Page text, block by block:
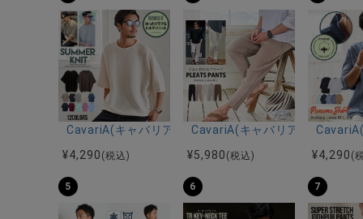
CavariA(キャバリア)12Gミラノリブクルーネックド
¥4,290 (税込)
CavariA(キャバリア)プリーツ
¥5,980 (税込)
¥4,290 (
5 6 7